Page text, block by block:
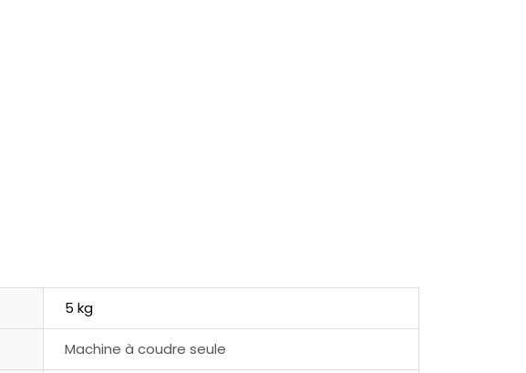
5 kg
Machine à coudre seule